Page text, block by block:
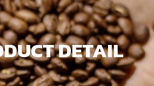
DETAIL